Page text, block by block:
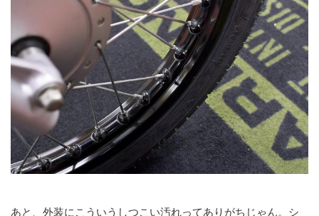
あと、外装にこういうしつこい汚れってありがちじゃん。シ